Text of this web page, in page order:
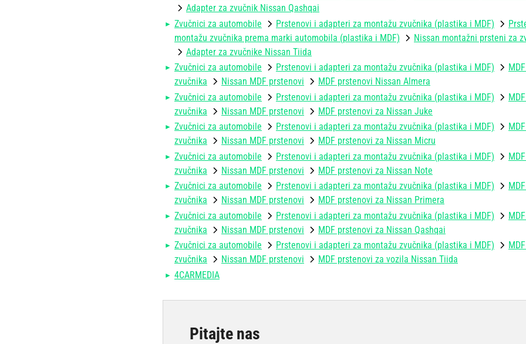
Adapter za zvučnik Nissan Qashqai
Zvučnici za automobile
Prstenovi i adapteri za montažu zvučnika (plastika i MDF)
montažu zvučnika prema marki automobila (plastika i MDF)
Nissan montažni prsteni za
Adapter za zvučnike Nissan Tiida
Zvučnici za automobile
Prstenovi i adapteri za montažu zvučnika (plastika i MDF)
zvučnika
Nissan MDF prstenovi
MDF prstenovi Nissan Almera
Zvučnici za automobile
Prstenovi i adapteri za montažu zvučnika (plastika i MDF)
zvučnika
Nissan MDF prstenovi
MDF prstenovi za Nissan Juke
Zvučnici za automobile
Prstenovi i adapteri za montažu zvučnika (plastika i MDF)
zvučnika
Nissan MDF prstenovi
MDF prstenovi za Nissan Micru
Zvučnici za automobile
Prstenovi i adapteri za montažu zvučnika (plastika i MDF)
zvučnika
Nissan MDF prstenovi
MDF prstenovi za Nissan Note
Zvučnici za automobile
Prstenovi i adapteri za montažu zvučnika (plastika i MDF)
zvučnika
Nissan MDF prstenovi
MDF prstenovi za Nissan Primera
Zvučnici za automobile
Prstenovi i adapteri za montažu zvučnika (plastika i MDF)
zvučnika
Nissan MDF prstenovi
MDF prstenovi za Nissan Qashqai
Zvučnici za automobile
Prstenovi i adapteri za montažu zvučnika (plastika i MDF)
zvučnika
Nissan MDF prstenovi
MDF prstenovi za vozila Nissan Tiida
4CARMEDIA
Pitajte nas